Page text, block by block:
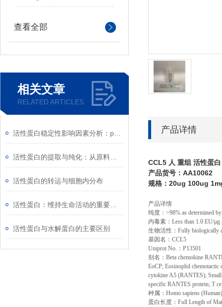
查看全部
相关文章
RELATED ARTICLES
活性蛋白的转运与细胞内分布
活性蛋白与水解蛋白的主要区别
产品详情
CCL5 人 重组 活性蛋白
产品货号：AA10062
规格：20ug 100ug
产品详情
纯度： >98% as determined
内毒素： Less than 1.0 EU/μg
生物活性： Fully biologically
基因名： CCL5
Uniprot No. ： P13501
别名： Beta chemokine
EoCP; Eosinophil
cytokine A5 (RANTES);
specific RANTES protein; T
种属： Homo sapiens (Human)
蛋白长度： Full Length of